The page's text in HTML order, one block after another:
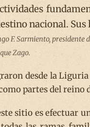
nacional.
F. Sarmiento, presidente
Zago.
desde la
partes del reino
sitio es efectuar